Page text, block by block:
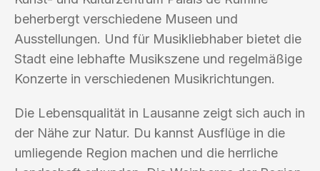
beherbergt verschiedene Museen und
Ausstellungen. Und für Musikliebhaber bietet die
Stadt eine lebhafte Musikszene und regelmäßige
Konzerte in verschiedenen Musikrichtungen.
Die Lebensqualität in Lausanne zeigt sich auch in
der Nähe zur Natur. Du kannst Ausflüge in die
umliegende Region machen und die herrliche